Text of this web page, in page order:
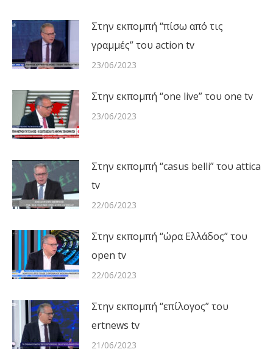
Στην εκπομπή “πίσω από τις
γραμμές” του action tv
23/06/2023
Στην εκπομπή “one live” του one tv
23/06/2023
Στην εκπομπή “casus belli” του attica
tv
22/06/2023
Στην εκπομπή “ώρα Ελλάδος” του
open tv
22/06/2023
Στην εκπομπή “επίλογος” του
ertnews tv
21/06/2023